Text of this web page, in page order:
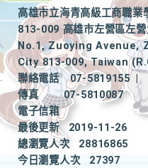
高雄市立海青高級工商職業
813-009 高雄市左營區左
No.1, Zuoying Avenue,
City 813-009, Taiwan
聯絡電話
07-5819155
|
傳真
07-5810087
電子信箱
最後更新
2019-11-26
總瀏覽人次
28816865
今日瀏覽人次
27397